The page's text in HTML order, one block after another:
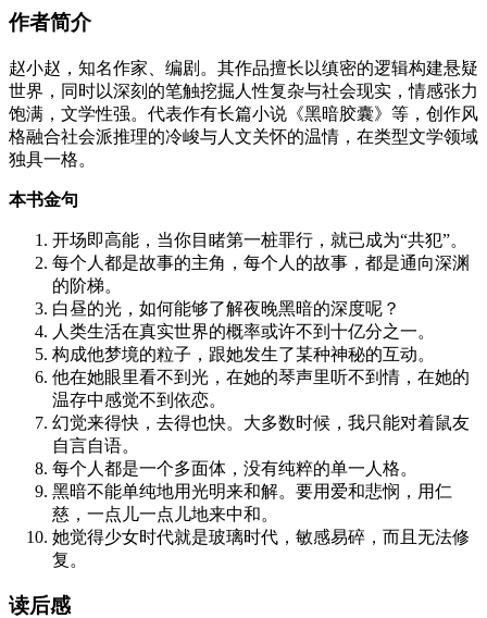
作者简介
赵小赵，知名作家、编剧。其作品擅长以缜密的逻辑构建悬疑
世界，同时以深刻的笔触挖掘人性复杂与社会现实，情感张力
饱满，文学性强。代表作有长篇小说《黑暗胶囊》等，创作风
格融合社会派推理的冷峻与人文关怀的温情，在类型文学领域
独具一格。
本书金句
开场即高能，当你目睹第一桩罪行，就已成为“共犯”。
每个人都是故事的主角，每个人的故事，都是通向深渊
的阶梯。
白昼的光，如何能够了解夜晚黑暗的深度呢？
人类生活在真实世界的概率或许不到十亿分之一。
构成他梦境的粒子，跟她发生了某种神秘的互动。
他在她眼里看不到光，在她的琴声里听不到情，在她的
温存中感觉不到依恋。
幻觉来得快，去得也快。大多数时候，我只能对着鼠友
自言自语。
每个人都是一个多面体，没有纯粹的单一人格。
黑暗不能单纯地用光明来和解。要用爱和悲悯，用仁
慈，一点儿一点儿地来中和。
她觉得少女时代就是玻璃时代，敏感易碎，而且无法修
复。
读后感